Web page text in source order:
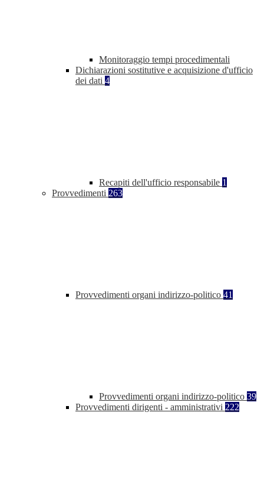
Monitoraggio tempi procedimentali
Dichiarazioni sostitutive e acquisizione d'ufficio
dei dati 4
Recapiti dell'ufficio responsabile 1
Provvedimenti 263
Provvedimenti organi indirizzo-politico 41
Provvedimenti organi indirizzo-politico 39
Provvedimenti dirigenti - amministrativi 222